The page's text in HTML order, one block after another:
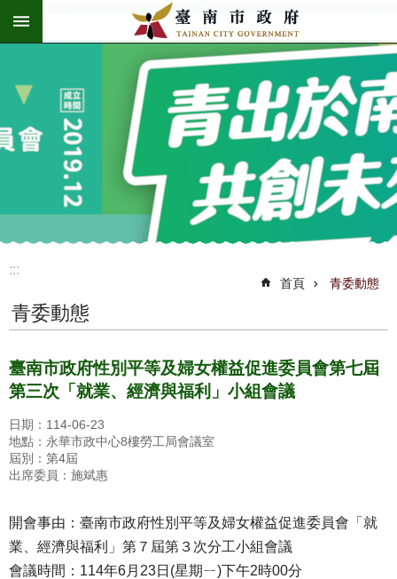
跳到主要內容區塊
:::
首頁 青委動態
青委動態
臺南市政府性別平等及婦女權益促進委員會第七屆
第三次「就業、經濟與福利」小組會議
日期：114-06-23
地點：永華市政中心8樓勞工局會議室
屆別：第4屆
出席委員：施斌惠
開會事由：臺南市政府性別平等及婦女權益促進委員會「就
業、經濟與福利」第７屆第３次分工小組會議
會議時間：114年6月23日(星期ㄧ)下午2時00分